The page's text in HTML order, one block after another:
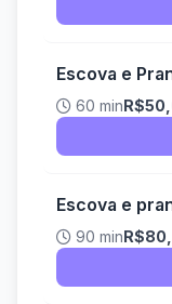
Escova e
60 min
Escova e
90 min